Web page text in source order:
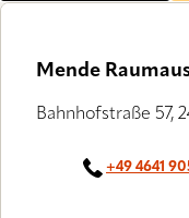
Mende
Bahnhofstraße 57,
+49 4641